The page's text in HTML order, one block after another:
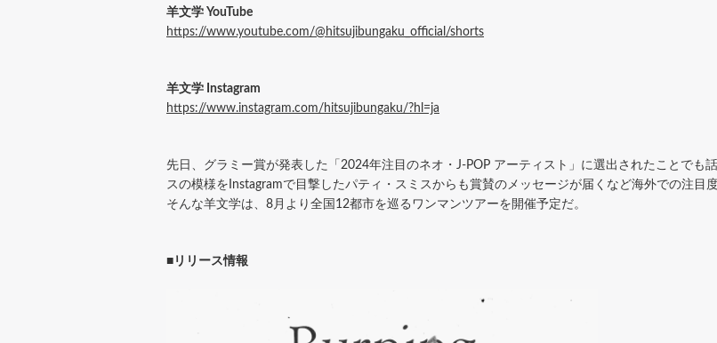
羊文学 YouTube
https://www.youtube.com/@hitsujibungaku_official/shorts
羊文学 Instagram
https://www.instagram.com/hitsujibungaku/?hl=ja
先日、グラミー賞が発表した「2024年注目のネオ・J-POP アーティスト」に選出されたことでも
スの模様をInstagramで目撃したパティ・スミスからも賞賛のメッセージが届くなど海外での注目
そんな羊文学は、8月より全国12都市を巡るワンマンツアーを開催予定だ。
■リリース情報